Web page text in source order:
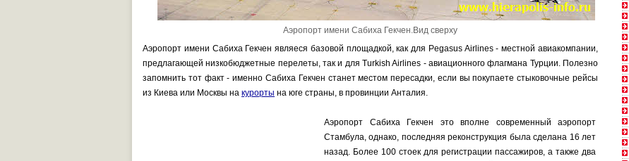
Аэропорт имени Сабиха Гекчен.Вид сверху
Аэропорт имени Сабиха Гекчен являеся базовой площадкой, как для Pegasus Airlines - местной авиакомпании,
предлагающей низкобюджетные перелеты, так и для Turkish Airlines - авиационного флагмана Турции. Полезно
запомнить тот факт - именно Сабиха Гекчен станет местом пересадки, если вы покупаете стыковочные рейсы
из Киева или Москвы на курорты на юге страны, в провинции Анталия.
Аэропорт Сабиха Гекчен это вполне современный аэропорт
Стамбула, однако, последняя реконструкция была сделана 16 лет
назад. Более 100 стоек для регистрации пассажиров, а также два